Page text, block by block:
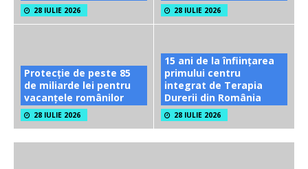
28 IULIE 2026 28 IULIE 2026
Protecție de peste 85
de miliarde lei pentru
vacanțele românilor
28 IULIE 2026
15 ani de la înființarea
primului centru
integrat de Terapia
Durerii din România
28 IULIE 2026